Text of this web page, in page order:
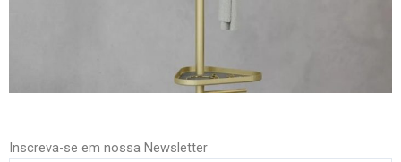
Inscreva-se em nossa Newsletter